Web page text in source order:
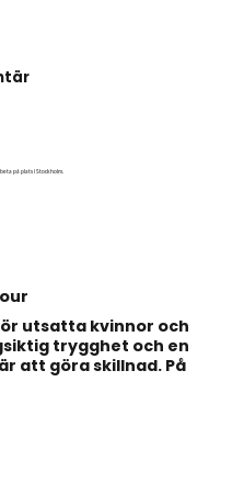
på plats i Stockholm.
utsatta kvinnor och
trygghet och en
att göra skillnad. På